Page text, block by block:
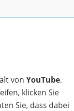
von YouTube.
klicken Sie
Sie, dass dabei